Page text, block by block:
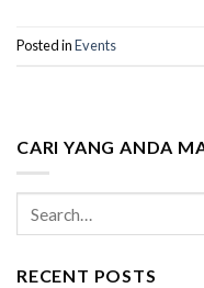
Posted inEvents
CARI YANG ANDA
RECENT POSTS